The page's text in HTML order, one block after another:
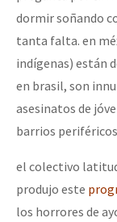
dormir soñando
tanta falta. en
indígenas) están
en brasil, son
asesinatos de
barrios
el colectivo
produjo este
los horrores de